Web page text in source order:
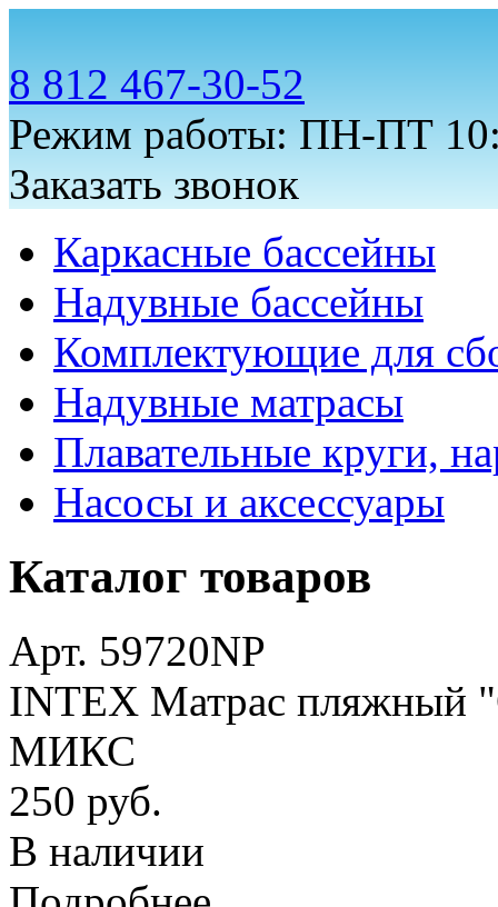
8 812 467-30-52
Режим работы: ПН-ПТ
Заказать звонок
Каркасные бассейны
Надувные бассейны
Комплектующие для
Надувные матрасы
Плавательные круги,
Насосы и аксессуары
Каталог товаров
Арт. 59720NP
INTEX Матрас пляжный
МИКС
250 руб.
В наличии